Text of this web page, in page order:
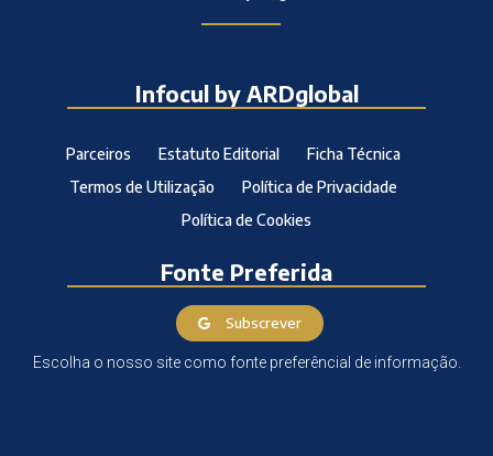
Infocul by ARDglobal
Parceiros Estatuto Editorial
Ficha Técnica
Termos de Utilização
Política de Privacidade
Política de Cookies
Fonte Preferida
Subscrever
Escolha o nosso site como fonte preferêncial de informação.